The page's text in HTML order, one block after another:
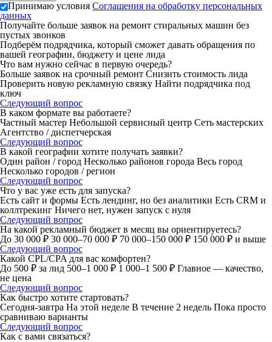
Принимаю условия Соглашения на обработку персональных
данных
Получайте больше заявок на ремонт стиральных машин без
пустых звонков
Подберём подрядчика, который сможет давать обращения по
вашей географии, бюджету и цене лида
Что вам нужно сейчас в первую очередь?
Больше заявок на срочный ремонт Снизить стоимость лида
Проверить новую рекламную связку Найти подрядчика под
ключ
Следующий вопрос
В каком формате вы работаете?
Частный мастер Небольшой сервисный центр Сеть мастерских
Агентство / диспетчерская
Следующий вопрос
В какой географии хотите получать заявки?
Один район / город Несколько районов города Весь город
Несколько городов / регион
Следующий вопрос
Что у вас уже есть для запуска?
Есть сайт и формы Есть лендинг, но без аналитики Есть CRM и
коллтрекинг Ничего нет, нужен запуск с нуля
Следующий вопрос
На какой рекламный бюджет в месяц вы ориентируетесь?
До 30 000 ₽ 30 000–70 000 ₽ 70 000–150 000 ₽ 150 000 ₽ и выше
Следующий вопрос
Какой CPL/CPA для вас комфортен?
До 500 ₽ за лид 500–1 000 ₽ 1 000–1 500 ₽ Главное — качество,
не цена
Следующий вопрос
Как быстро хотите стартовать?
Сегодня-завтра На этой неделе В течение 2 недель Пока просто
сравниваю варианты
Следующий вопрос
Как с вами связаться?